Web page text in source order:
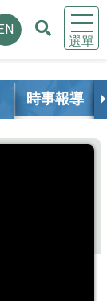
選單
時事報導